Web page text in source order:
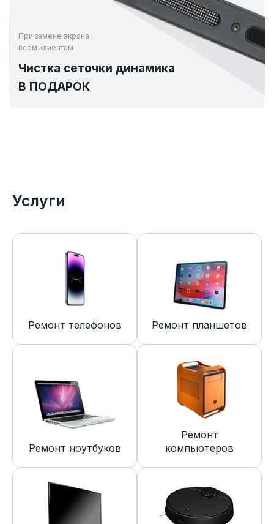
При замене экрана
всем клиентам
Чистка сеточки динамика
В ПОДАРОК
Услуги
Ремонт телефонов Ремонт планшетов
Ремонт ноутбуков
Ремонт
компьютеров